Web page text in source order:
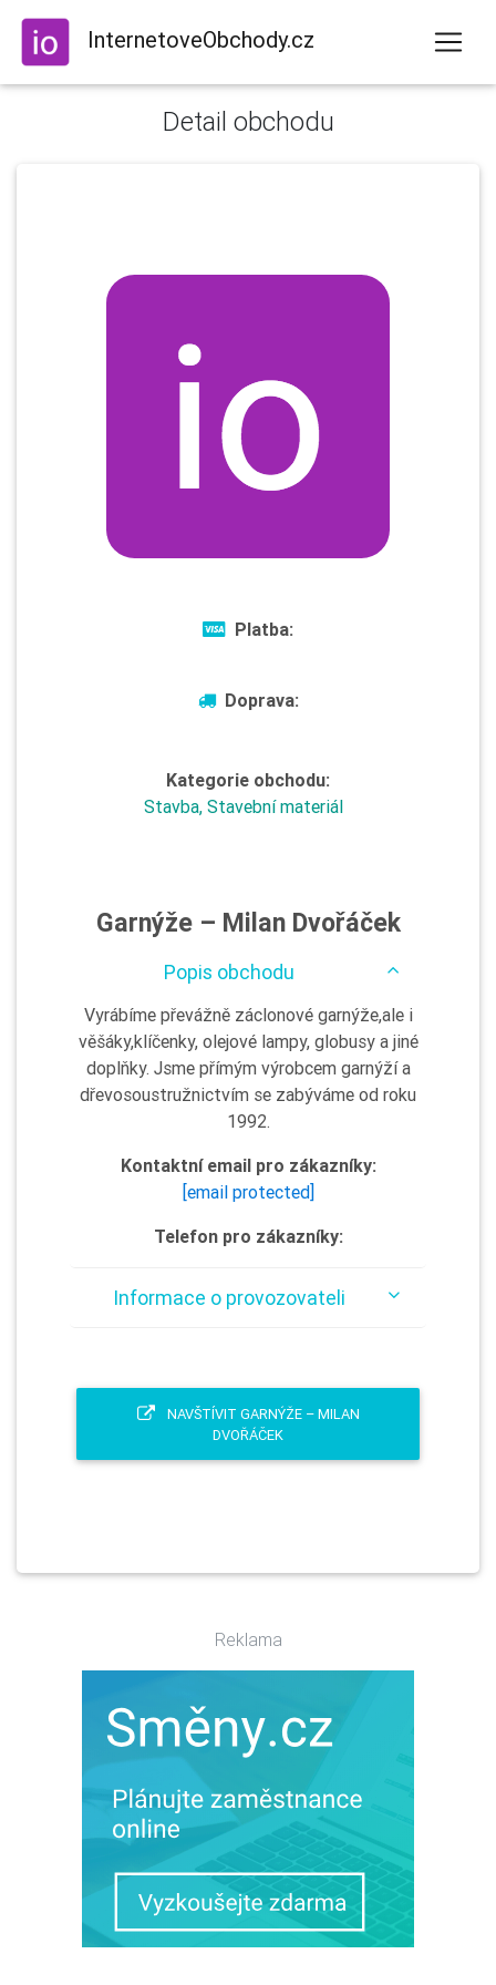
InternetoveObchody.cz
Detail obchodu
Platba:
Doprava:
Kategorie obchodu:
Stavba, Stavební materiál
Garnýže – Milan Dvořáček
Popis obchodu
Vyrábíme převážně záclonové garnýže,ale i
věšáky,klíčenky, olejové lampy, globusy a jiné
doplňky. Jsme přímým výrobcem garnýží a
dřevosoustružnictvím se zabýváme od roku
1992.
Kontaktní email pro zákazníky:
[email protected]
Telefon pro zákazníky:
Informace o provozovateli
NAVŠTÍVIT GARNÝŽE – MILAN
DVOŘÁČEK
Reklama